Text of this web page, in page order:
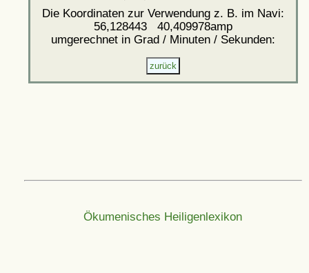
Die Koordinaten zur Verwendung z. B. im Navi:
56,128443 40,409978amp
umgerechnet in Grad / Minuten / Sekunden:
Ökumenisches Heiligenlexikon